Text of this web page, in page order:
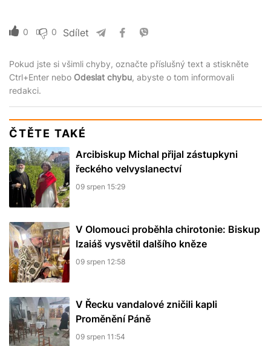
0 0 Sdílet
Pokud jste si všimli chyby, označte příslušný text a stiskněte
Ctrl+Enter nebo Odeslat chybu, abyste o tom informovali
redakci.
ČTĚTE TAKÉ
Arcibiskup Michal přijal zástupkyni
řeckého velvyslanectví
09 srpen 15:29
V Olomouci proběhla chirotonie: Biskup
Izaiáš vysvětil dalšího kněze
09 srpen 12:58
V Řecku vandalové zničili kapli
Proměnění Páně
09 srpen 11:54